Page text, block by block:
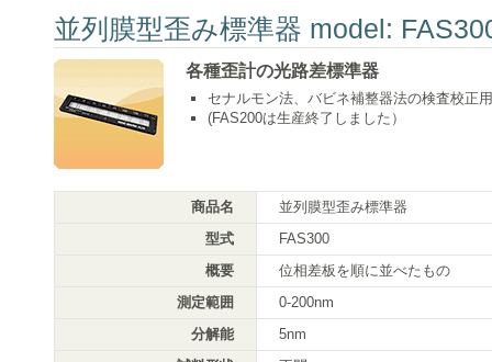
並列膜型歪み標準器 model:
各種歪計の光路差標準器
セナルモン法、バビネ補整器法の検査校正
(FAS200は生産終了しました）
商品名
並列膜型歪み標準器
型式
FAS300
概要
位相差板を順に並べたもの
測定範囲
0-200nm
分解能
5nm